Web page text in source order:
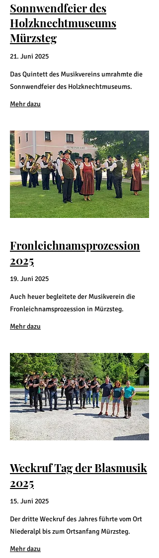
Sonnwendfeier des
Holzknechtmuseums
Mürzsteg
21. Juni 2025
Das Quintett des Musikvereins umrahmte die
Sonnwendfeier des Holzknechtmuseums.
Mehr dazu
Fronleichnamsprozession
2025
19. Juni 2025
Auch heuer begleitete der Musikverein die
Fronleichnamsprozession in Mürzsteg.​​
Mehr dazu
Weckruf Tag der Blasmusik
2025
15. Juni 2025
Der dritte Weckruf des Jahres führte vom Ort
Niederalpl bis zum Ortsanfang Mürzsteg.
Mehr dazu